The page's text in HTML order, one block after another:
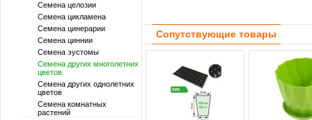
Семена целозии
Семена цикламена
Семена цинерарии
Семена циннии
Семена эустомы
Семена других многолетних
цветов
Семена других однолетних
цветов
Семена комнатных
растений
Сопутствующие товары